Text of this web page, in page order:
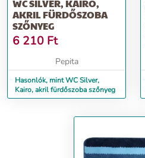
WC SILVER, KAIRO,
AKRIL FÜRDŐSZOBA
SZŐNYEG
6 210 Ft
Pepita
Hasonlók, mint WC Silver,
Kairo, akril fürdőszoba szőnyeg